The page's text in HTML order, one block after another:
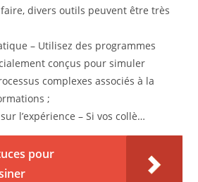
divers outils peuvent être très
– Utilisez des programmes
conçus pour simuler
complexes associés à la
;
l’expérience – Si vos collè…
pour